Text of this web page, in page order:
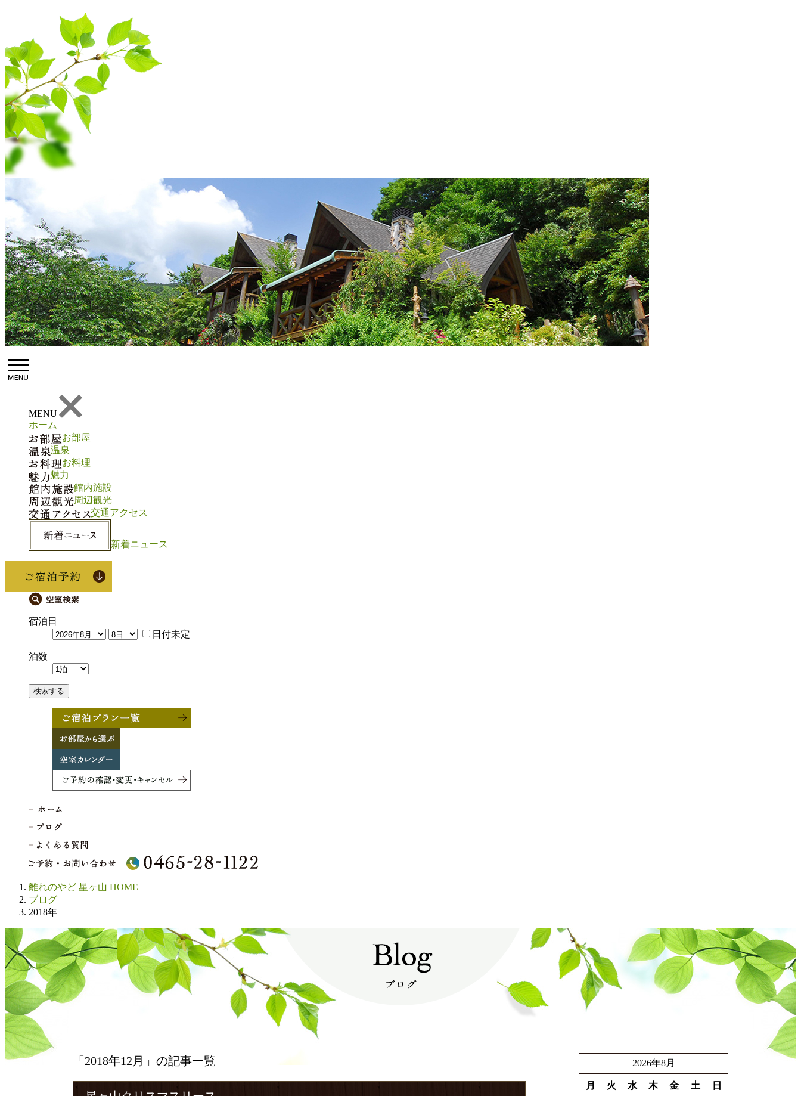
MENU
ホーム
お部屋
温泉
お料理
魅力
館内施設
周辺観光
交通アクセス
新着ニュース
宿泊日
日付未定
泊数
検索する
離れのやど 星ヶ山 HOME
ブログ
2018年
「2018年12月」の記事一覧 2026年8月
月 火 水 木 金 土 日